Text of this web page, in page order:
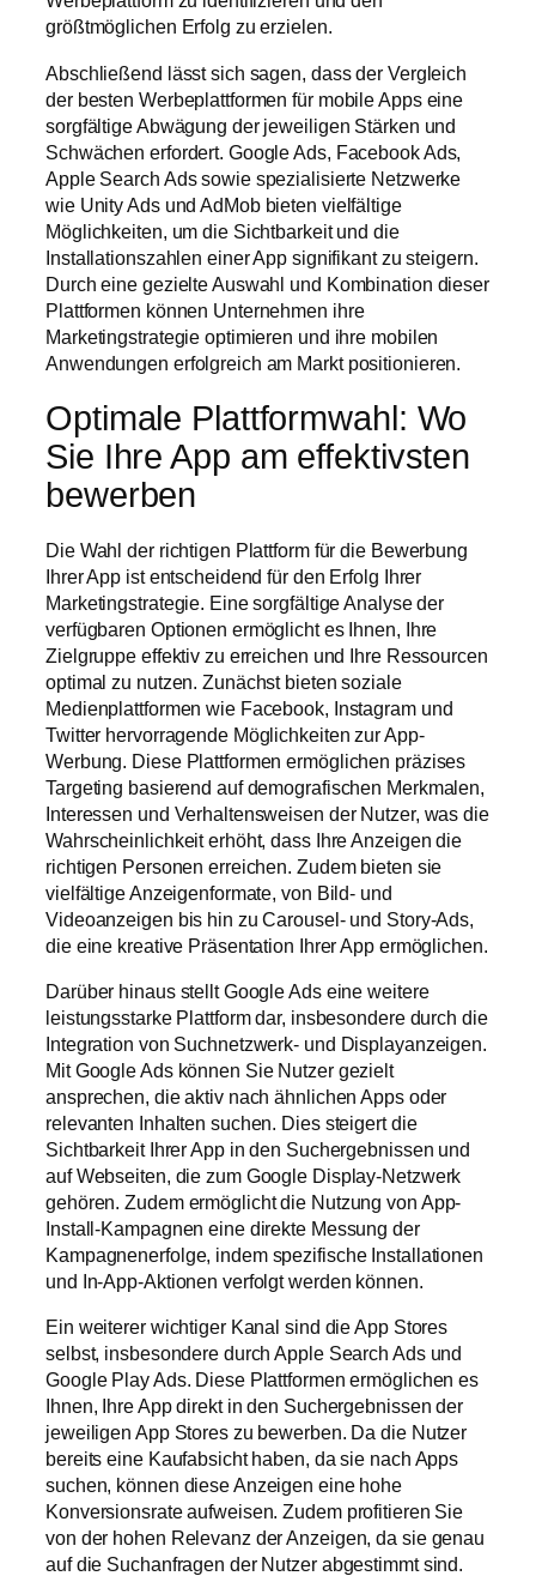
größtmöglichen Erfolg zu erzielen.
Abschließend lässt sich sagen, dass der Vergleich
der besten Werbeplattformen für mobile Apps eine
sorgfältige Abwägung der jeweiligen Stärken und
Schwächen erfordert. Google Ads, Facebook Ads,
Apple Search Ads sowie spezialisierte Netzwerke
wie Unity Ads und AdMob bieten vielfältige
Möglichkeiten, um die Sichtbarkeit und die
Installationszahlen einer App signifikant zu steigern.
Durch eine gezielte Auswahl und Kombination dieser
Plattformen können Unternehmen ihre
Marketingstrategie optimieren und ihre mobilen
Anwendungen erfolgreich am Markt positionieren.
Optimale Plattformwahl: Wo
Sie Ihre App am effektivsten
bewerben
Die Wahl der richtigen Plattform für die Bewerbung
Ihrer App ist entscheidend für den Erfolg Ihrer
Marketingstrategie. Eine sorgfältige Analyse der
verfügbaren Optionen ermöglicht es Ihnen, Ihre
Zielgruppe effektiv zu erreichen und Ihre Ressourcen
optimal zu nutzen. Zunächst bieten soziale
Medienplattformen wie Facebook, Instagram und
Twitter hervorragende Möglichkeiten zur App-
Werbung. Diese Plattformen ermöglichen präzises
Targeting basierend auf demografischen Merkmalen,
Interessen und Verhaltensweisen der Nutzer, was die
Wahrscheinlichkeit erhöht, dass Ihre Anzeigen die
richtigen Personen erreichen. Zudem bieten sie
vielfältige Anzeigenformate, von Bild- und
Videoanzeigen bis hin zu Carousel- und Story-Ads,
die eine kreative Präsentation Ihrer App ermöglichen.
Darüber hinaus stellt Google Ads eine weitere
leistungsstarke Plattform dar, insbesondere durch die
Integration von Suchnetzwerk- und Displayanzeigen.
Mit Google Ads können Sie Nutzer gezielt
ansprechen, die aktiv nach ähnlichen Apps oder
relevanten Inhalten suchen. Dies steigert die
Sichtbarkeit Ihrer App in den Suchergebnissen und
auf Webseiten, die zum Google Display-Netzwerk
gehören. Zudem ermöglicht die Nutzung von App-
Install-Kampagnen eine direkte Messung der
Kampagnenerfolge, indem spezifische Installationen
und In-App-Aktionen verfolgt werden können.
Ein weiterer wichtiger Kanal sind die App Stores
selbst, insbesondere durch Apple Search Ads und
Google Play Ads. Diese Plattformen ermöglichen es
Ihnen, Ihre App direkt in den Suchergebnissen der
jeweiligen App Stores zu bewerben. Da die Nutzer
bereits eine Kaufabsicht haben, da sie nach Apps
suchen, können diese Anzeigen eine hohe
Konversionsrate aufweisen. Zudem profitieren Sie
von der hohen Relevanz der Anzeigen, da sie genau
auf die Suchanfragen der Nutzer abgestimmt sind.